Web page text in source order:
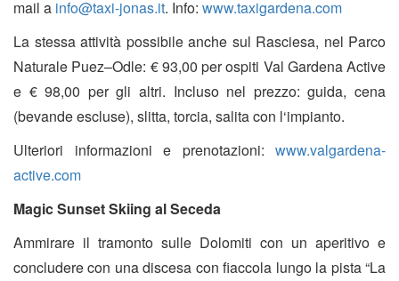
mail a info@taxi-jonas.it. Info: www.taxigardena.com
La stessa attività possibile anche sul Rasciesa, nel Parco
Naturale Puez–Odle: € 93,00 per ospiti Val Gardena Active
e € 98,00 per gli altri. Incluso nel prezzo: guida, cena
(bevande escluse), slitta, torcia, salita con l‘impianto.
Ulteriori informazioni e prenotazioni: www.valgardena-
active.com
Magic Sunset Skiing al Seceda
Ammirare il tramonto sulle Dolomiti con un aperitivo e
concludere con una discesa con fiaccola lungo la pista “La